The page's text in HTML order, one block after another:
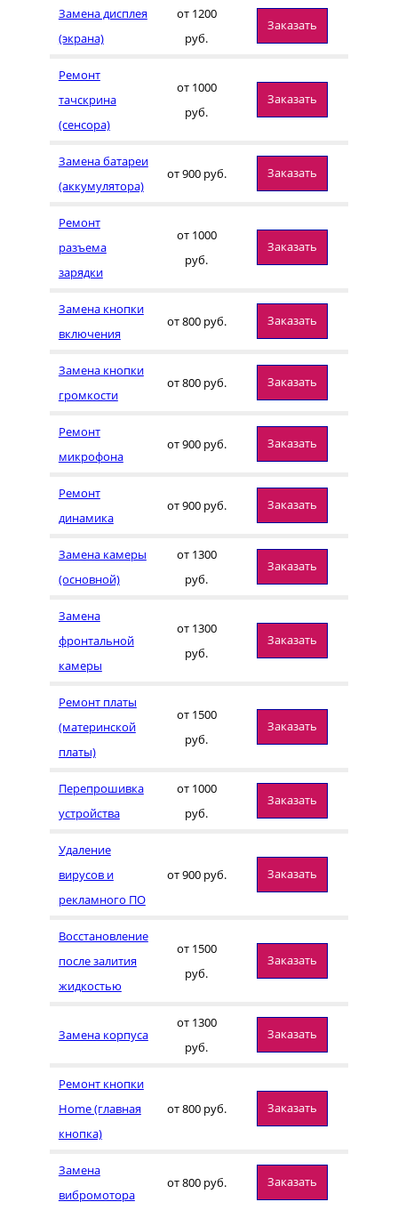
Замена дисплея
(экрана)
от 1200
руб.
Заказать
Ремонт
тачскрина
(сенсора)
от 1000
руб.
Заказать
Замена батареи
(аккумулятора)
от 900 руб. Заказать
Ремонт
разъема
зарядки
от 1000
руб.
Заказать
Замена кнопки
включения
от 800 руб. Заказать
Замена кнопки
громкости
от 800 руб. Заказать
Ремонт
микрофона
от 900 руб. Заказать
Ремонт
динамика
от 900 руб. Заказать
Замена камеры
(основной)
от 1300
руб.
Заказать
Замена
фронтальной
камеры
от 1300
руб.
Заказать
Ремонт платы
(материнской
платы)
от 1500
руб.
Заказать
Перепрошивка
устройства
от 1000
руб.
Заказать
Удаление
вирусов и
рекламного ПО
от 900 руб. Заказать
Восстановление
после залития
жидкостью
от 1500
руб.
Заказать
Замена корпуса
от 1300
руб.
Заказать
Ремонт кнопки
Home (главная
кнопка)
от 800 руб. Заказать
Замена
вибромотора
от 800 руб. Заказать